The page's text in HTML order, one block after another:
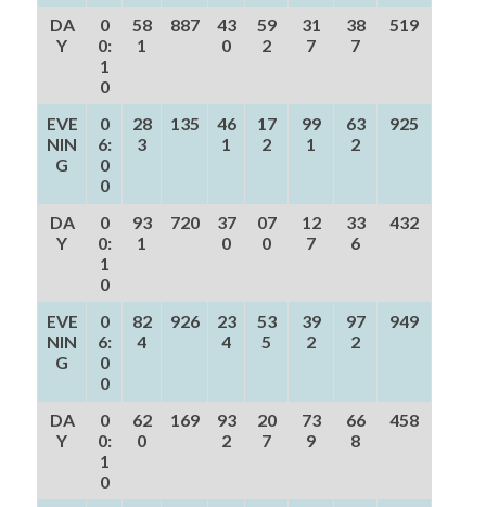
DA
Y
0
0:
1
0
58
1
887
43
0
59
2
31
7
38
7
519
EVE
NIN
G
0
6:
0
0
28
3
135
46
1
17
2
99
1
63
2
925
DA
Y
0
0:
1
0
93
1
720
37
0
07
0
12
7
33
6
432
EVE
NIN
G
0
6:
0
0
82
4
926
23
4
53
5
39
2
97
2
949
DA
Y
0
0:
1
0
62
0
169
93
2
20
7
73
9
66
8
458